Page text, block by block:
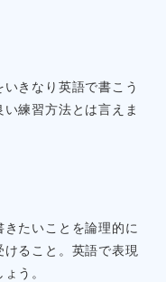
きなり英語で書こう
練習方法とは言えま
たいことを論理的に
ること。英語で表現
う。